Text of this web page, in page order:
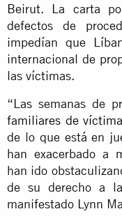
Beirut. La carta
defectos de
impedían que
internacional de
las víctimas.
“Las semanas de
familiares de
de lo que está en
han exacerbado a
han ido
de su derecho a
manifestado Lynn